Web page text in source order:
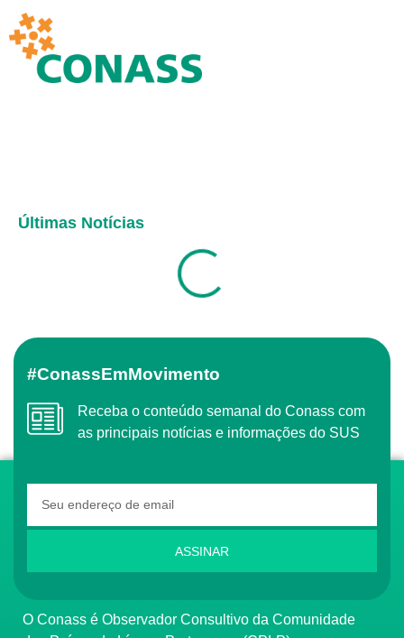
Últimas Notícias
#ConassEmMovimento
Receba o conteúdo semanal do Conass com
as principais notícias e informações do SUS
ASSINAR
O Conass é Observador Consultivo da Comunidade